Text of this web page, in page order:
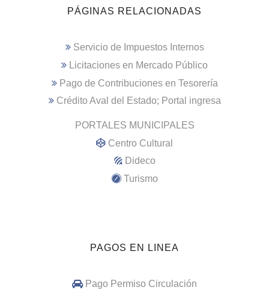
PÁGINAS RELACIONADAS
Servicio de Impuestos Internos
Licitaciones en Mercado Público
Pago de Contribuciones en Tesorería
Crédito Aval del Estado; Portal ingresa
PORTALES MUNICIPALES
Centro Cultural
Dideco
Turismo
PAGOS EN LINEA
Pago Permiso Circulación